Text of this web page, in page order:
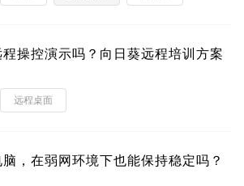
操控演示吗？向日葵远程培训方案
远程桌面
，在弱网环境下也能保持稳定吗？